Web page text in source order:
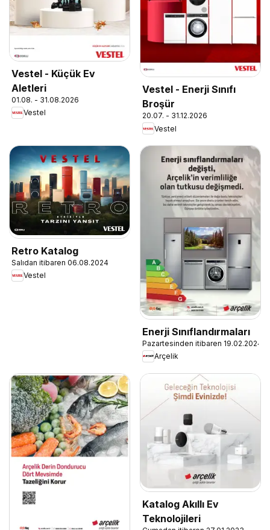
Vestel - Küçük Ev
Aletleri
01.08. - 31.08.2026
Vestel
Vestel - Enerji Sınıfı
Broşür
20.07. - 31.12.2026
Vestel
Retro Katalog
Salıdan itibaren 06.08.2024
Vestel
Enerji Sınıflandırmaları
Pazartesinden itibaren 19.02.2024
Arçelik
Katalog Akıllı Ev
Teknolojileri